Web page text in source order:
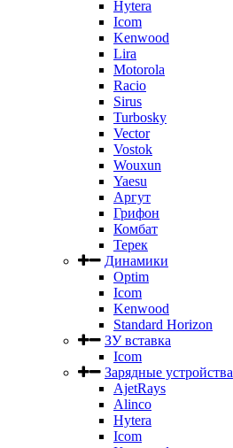
Hytera
Icom
Kenwood
Lira
Motorola
Racio
Sirus
Turbosky
Vector
Vostok
Wouxun
Yaesu
Аргут
Грифон
Комбат
Терек
Динамики
Optim
Icom
Kenwood
Standard Horizon
ЗУ вставка
Icom
Зарядные устройства
AjetRays
Alinco
Hytera
Icom